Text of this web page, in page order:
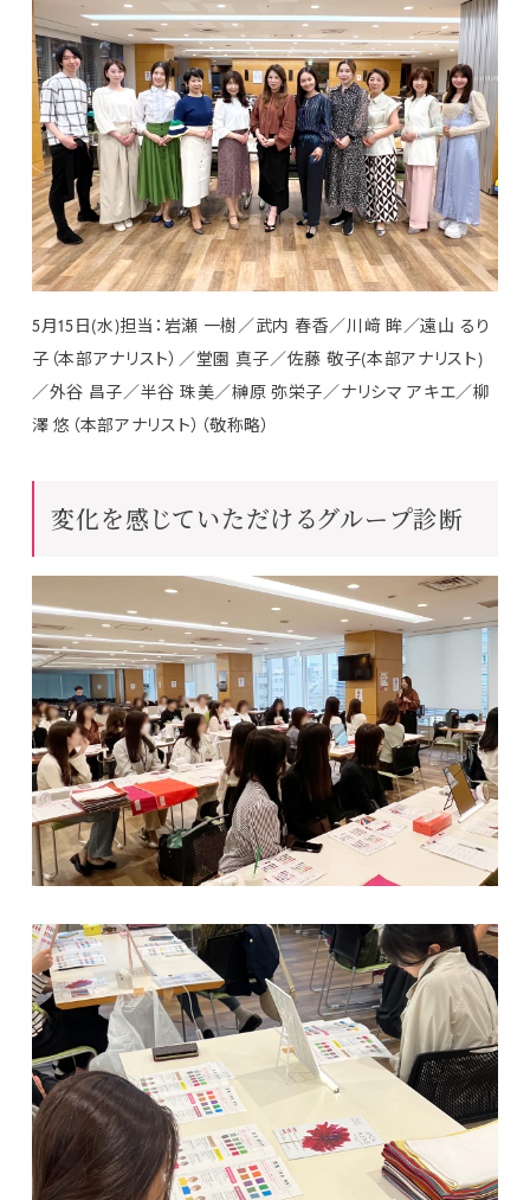
5月15日(水)担当：岩瀬 一樹／武内 春香／川﨑 眸／遠山 るり
子（本部アナリスト）／堂園 真子／佐藤 敬子(本部アナリスト)
／外谷 昌子／半谷 珠美／榊原 弥栄子／ナリシマ アキエ／柳
澤 悠（本部アナリスト）（敬称略）
変化を感じていただけるグループ診断